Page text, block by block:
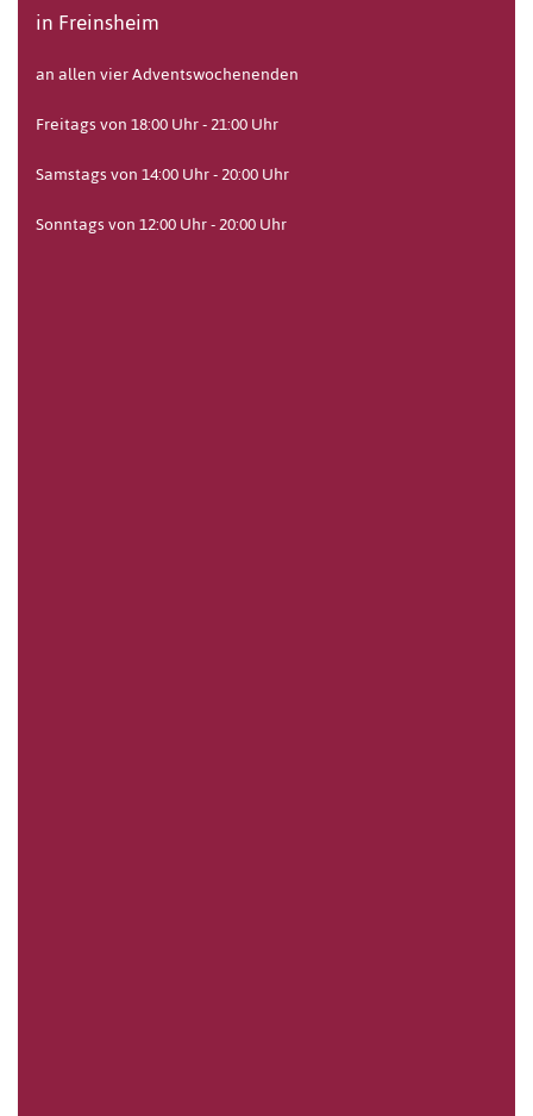
in Freinsheim
an allen vier Adventswochenenden
Freitags von 18:00 Uhr - 21:00 Uhr
Samstags von 14:00 Uhr - 20:00 Uhr
Sonntags von 12:00 Uhr - 20:00 Uhr